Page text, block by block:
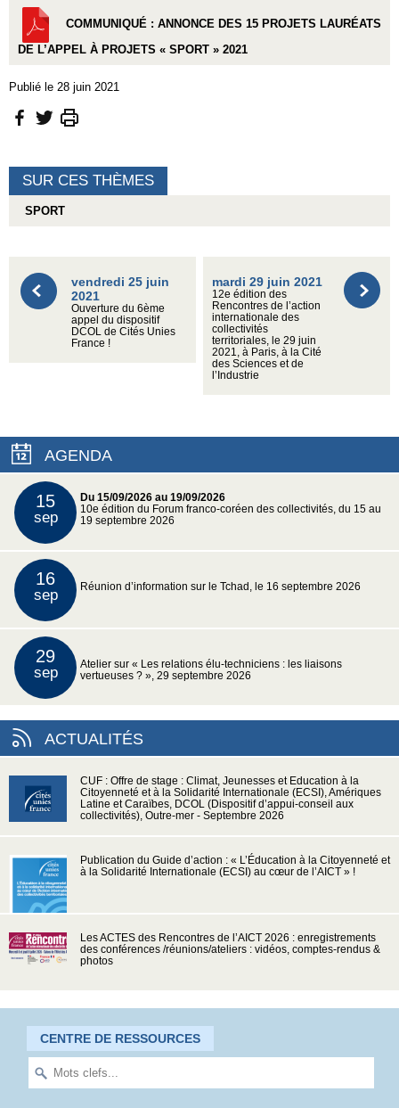
COMMUNIQUÉ : ANNONCE DES 15 PROJETS LAURÉATS
DE L’APPEL À PROJETS « SPORT » 2021
Publié le 28 juin 2021
SUR CES THÈMES
SPORT
vendredi 25 juin
2021
Ouverture du 6ème
appel du dispositif
DCOL de Cités Unies
France !
mardi 29 juin 2021
12e édition des
Rencontres de l’action
internationale des
collectivités
territoriales, le 29 juin
2021, à Paris, à la Cité
des Sciences et de
l’Industrie
AGENDA
15
sep
Du 15/09/2026 au 19/09/2026
10e édition du Forum franco-coréen des collectivités, du 15 au
19 septembre 2026
16
sep Réunion d’information sur le Tchad, le 16 septembre 2026
29
sep
Atelier sur « Les relations élu-techniciens : les liaisons
vertueuses ? », 29 septembre 2026
ACTUALITÉS
CUF : Offre de stage : Climat, Jeunesses et Education à la
Citoyenneté et à la Solidarité Internationale (ECSI), Amériques
Latine et Caraïbes, DCOL (Dispositif d’appui-conseil aux
collectivités), Outre-mer - Septembre 2026
Publication du Guide d’action : « L’Éducation à la Citoyenneté et
à la Solidarité Internationale (ECSI) au cœur de l’AICT » !
Les ACTES des Rencontres de l’AICT 2026 : enregistrements
des conférences /réunions/ateliers : vidéos, comptes-rendus &
photos
CENTRE DE RESSOURCES